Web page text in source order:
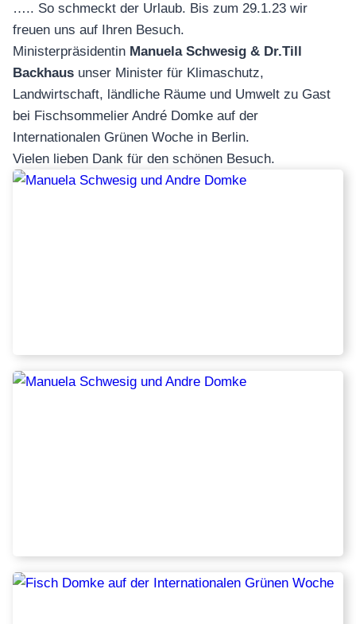
….. So schmeckt der Urlaub. Bis zum 29.1.23 wir
freuen uns auf Ihren Besuch.
Ministerpräsidentin Manuela Schwesig & Dr.Till
Backhaus unser Minister für Klimaschutz,
Landwirtschaft, ländliche Räume und Umwelt zu Gast
bei Fischsommelier André Domke auf der
Internationalen Grünen Woche in Berlin.
Vielen lieben Dank für den schönen Besuch.